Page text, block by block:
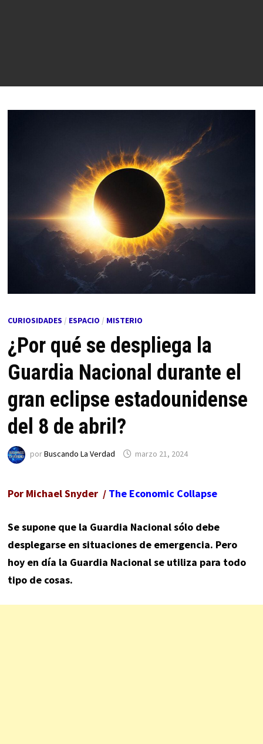
CURIOSIDADES / ESPACIO / MISTERIO
¿Por qué se despliega la
Guardia Nacional durante el
gran eclipse estadounidense
del 8 de abril?
porBuscando La Verdad marzo 21, 2024
Por Michael Snyder / The Economic Collapse
Se supone que la Guardia Nacional sólo debe
desplegarse en situaciones de emergencia. Pero
hoy en día la Guardia Nacional se utiliza para todo
tipo de cosas.